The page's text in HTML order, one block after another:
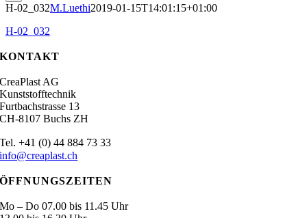
H-02_032M.Luethi2019-01-15T14:01:15+01:00
H-02_032
KONTAKT
CreaPlast AG
Kunststofftechnik
Furtbachstrasse 13
CH-8107 Buchs ZH
Tel.+41 (0) 44 884 73 33
info@creaplast.ch
ÖFFNUNGSZEITEN
Mo – Do 07.00 bis 11.45 Uhr